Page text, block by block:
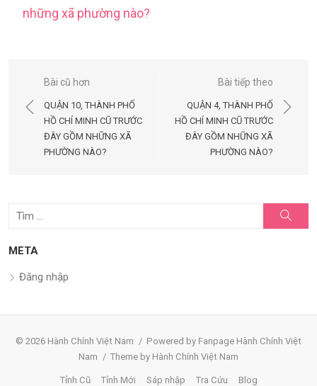
những xã phường nào?
Điều
hướng
viết
Bài cũ hơn
QUẬN 10, THÀNH PHỐ
HỒ CHÍ MINH CŨ TRƯỚC
ĐÂY GỒM NHỮNG XÃ
PHƯỜNG NÀO?
Bài tiếp theo
QUẬN 4, THÀNH PHỐ
HỒ CHÍ MINH CŨ TRƯỚC
ĐÂY GỒM NHỮNG XÃ
PHƯỜNG NÀO?
Tìm
quả
kiếm
META
Đăng nhập
© 2026 Hành Chính Việt Nam / Powered by Fanpage Hành Chính Việt
Nam / Theme by Hành Chính Việt Nam
Tỉnh Cũ Tỉnh Mới Sáp nhập Tra Cứu Blog